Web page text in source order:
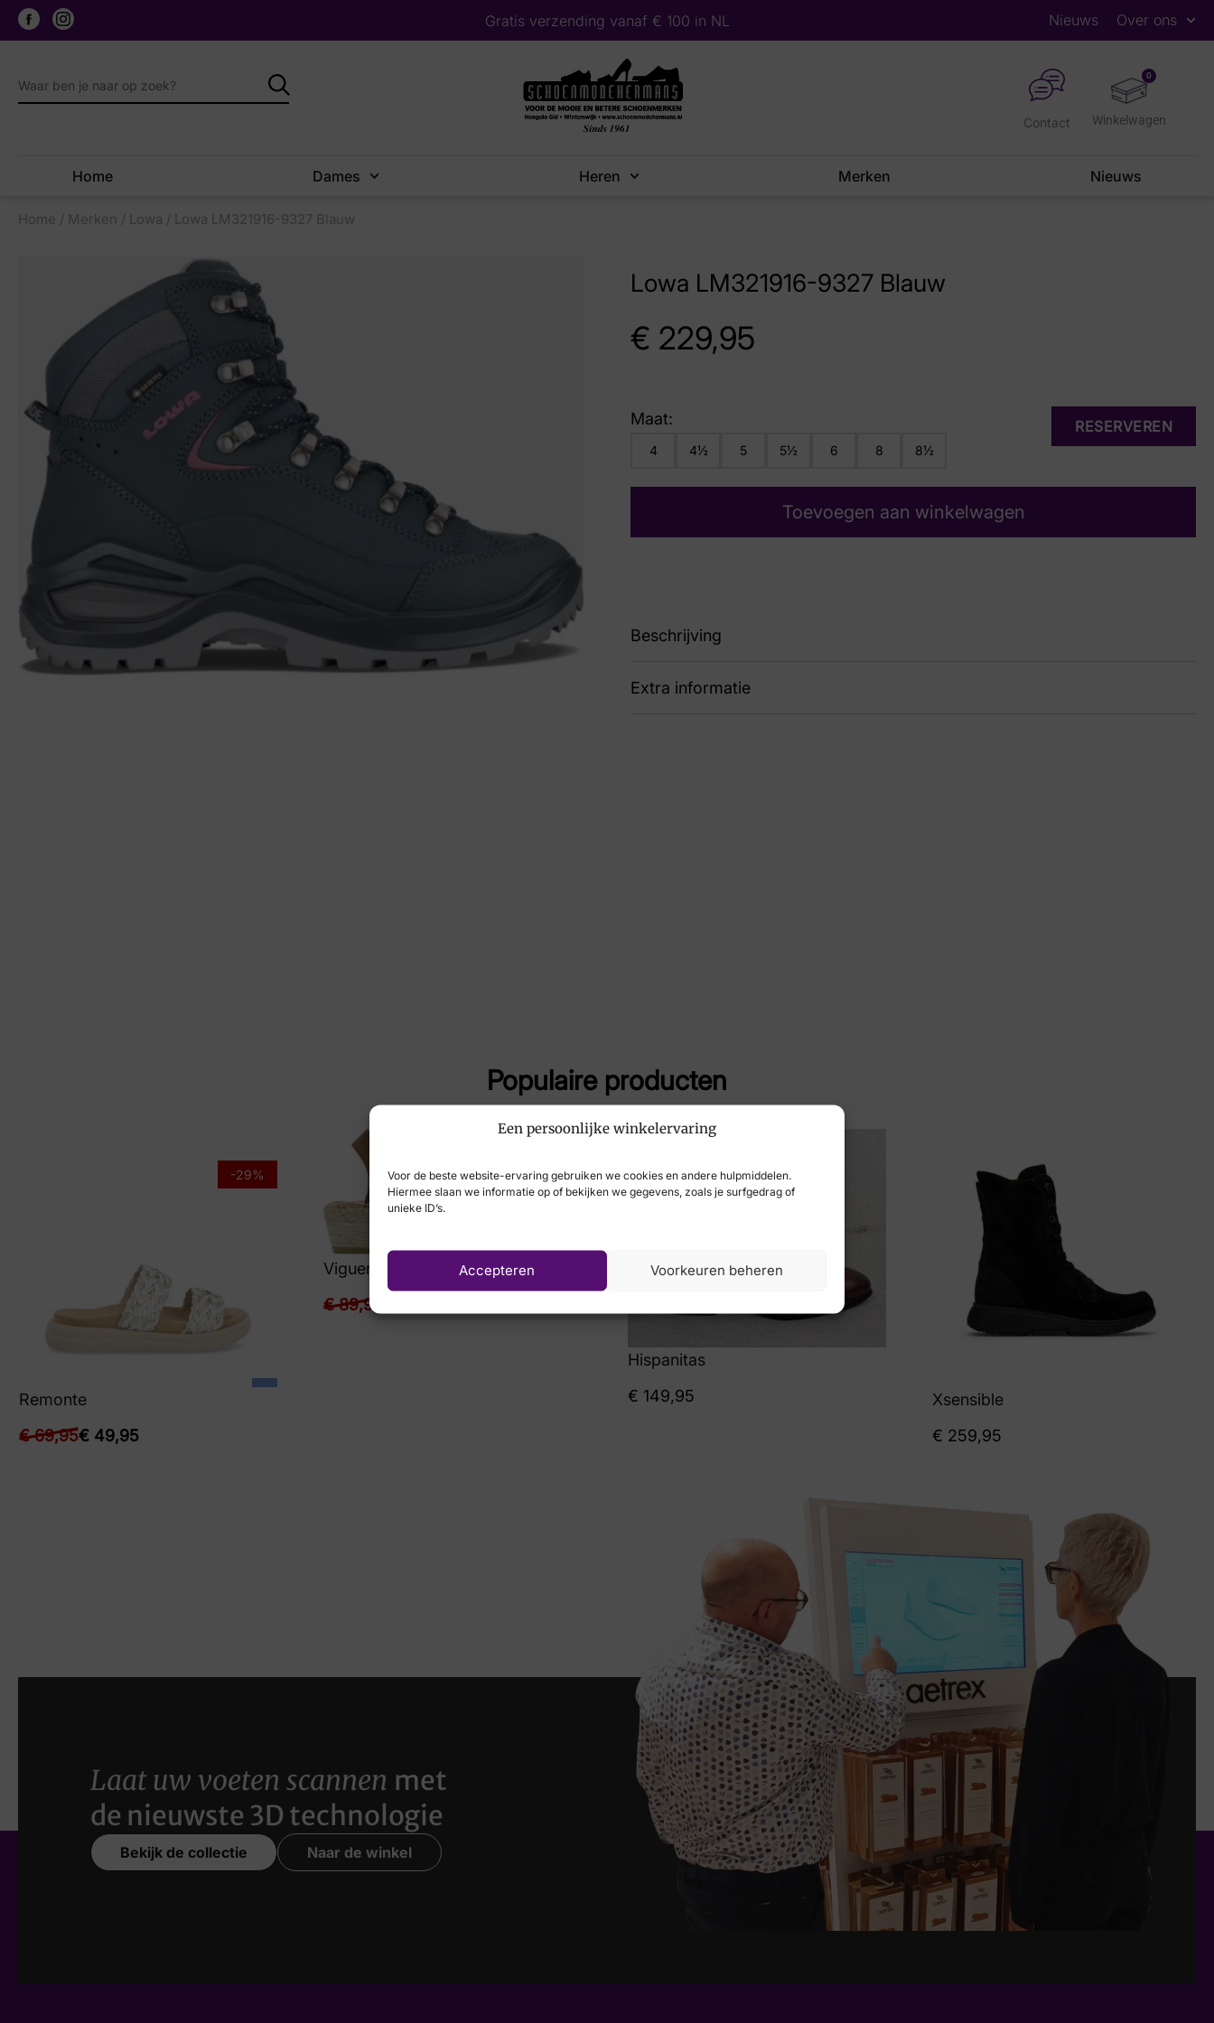
Een persoonlijke winkelervaring
Voor de beste website-ervaring gebruiken we cookies en andere hulpmiddelen.
Hiermee slaan we informatie op of bekijken we gegevens, zoals je surfgedrag of
unieke ID’s.
Accepteren Voorkeuren beheren
Gratis verzending vanaf € 100 in NL Nieuws Over ons
0
Contact
Home Dames Heren Merken Nieuws
Home / Merken / Lowa / Lowa LM321916-9327 Blauw
Lowa LM321916-9327 Blauw
€ 229,95
RESERVEREN
Maat:
4 4½ 5 5½ 6 8 8½
Toevoegen aan winkelwagen
Beschrijving
LM321916-9327
Extra informatie
Populaire producten
-29%
Remonte
€69,95€ 49,95
-44%
Viguera
€89,90
Hispanitas
€ 149,95
Xsensible
€ 259,95
Laat uw voeten scannen met
de nieuwste 3D technologie
Bekijk de collectie Naar de winkel